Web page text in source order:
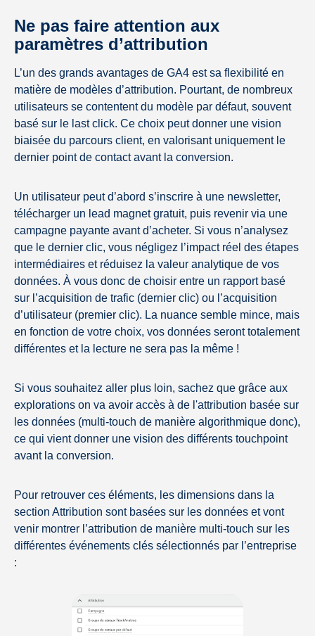
Ne pas faire attention aux
paramètres d’attribution
L’un des grands avantages de GA4 est sa flexibilité en
matière de modèles d’attribution. Pourtant, de nombreux
utilisateurs se contentent du modèle par défaut, souvent
basé sur le last click. Ce choix peut donner une vision
biaisée du parcours client, en valorisant uniquement le
dernier point de contact avant la conversion.
Un utilisateur peut d’abord s’inscrire à une newsletter,
télécharger un lead magnet gratuit, puis revenir via une
campagne payante avant d’acheter. Si vous n’analysez
que le dernier clic, vous négligez l’impact réel des étapes
intermédiaires et réduisez la valeur analytique de vos
données. À vous donc de choisir entre un rapport basé
sur l’acquisition de trafic (dernier clic) ou l’acquisition
d’utilisateur (premier clic). La nuance semble mince, mais
en fonction de votre choix, vos données seront totalement
différentes et la lecture ne sera pas la même !
Si vous souhaitez aller plus loin, sachez que grâce aux
explorations on va avoir accès à de l'attribution basée sur
les données (multi-touch de manière algorithmique donc),
ce qui vient donner une vision des différents touchpoint
avant la conversion.
Pour retrouver ces éléments, les dimensions dans la
section Attribution sont basées sur les données et vont
venir montrer l’attribution de manière multi-touch sur les
différentes événements clés sélectionnés par l’entreprise
: